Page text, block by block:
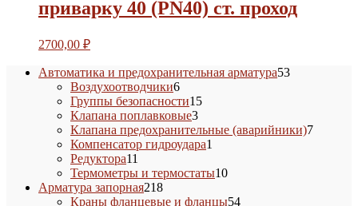
приварку 40 (PN40) ст. проход
2700,00 ₽
Автоматика и предохранительная арматура5353
Воздухоотводчики66
товаров
Группы безопасности1515
Клапана поплавковые33
товара
Клапана предохранительные (аварийники)77
Компенсатор гидроудара1
Редуктора11
товаров
Термометры и термостаты1010
Арматура запорная218218
товаров
Краны фланцевые и фланцы5454